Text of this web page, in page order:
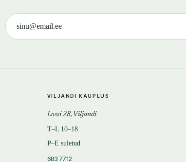
VILJANDI KAUPLUS
Lossi 28, Viljandi
T–L 10–18
P–E suletud
683 7712